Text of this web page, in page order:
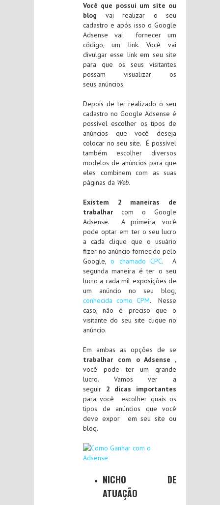
Você que possui um site ou
blog vai realizar o seu
cadastro e após isso o Google
Adsense vai fornecer um
código, um link. Você vai
divulgar esse link em seu site
para que os seus visitantes
possam visualizar os
seus anúncios.
Depois de ter realizado o seu
cadastro no Google Adsense é
possível escolher os tipos de
anúncios que você deseja
colocar no seu site. É possível
também escolher diversos
modelos de anúncios para que
eles combinem com as suas
páginas da Web.
Existem 2 maneiras de
trabalhar com o Google
Adsense. A primeira, você
pode optar em ter o seu lucro
a cada clique que o usuário
fizer no anúncio fornecido pelo
Google,o chamado CPC. A
segunda maneira é ter o seu
lucro a cada mil exposições de
um anúncio no seu blog,
conhecida como CPM. Nesse
caso, não é preciso que o
visitante do seu site clique no
anúncio.
Em ambas as opções de se
trabalhar com o Adsense ,
você pode ter um grande
lucro. Vamos ver a
seguir 2
dicas importantes
para você escolher quais os
tipos de anúncios que você
deve expor em seu site ou
blog.
NICHO DE
ATUAÇÃO